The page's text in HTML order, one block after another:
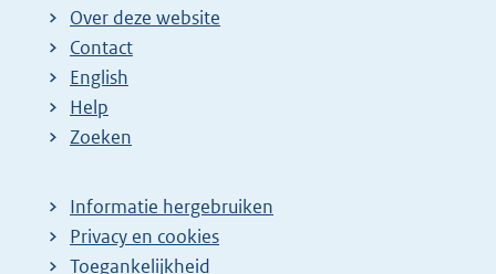
Over deze website
Contact
English
Help
Zoeken
Informatie hergebruiken
Privacy en cookies
Toegankelijkheid